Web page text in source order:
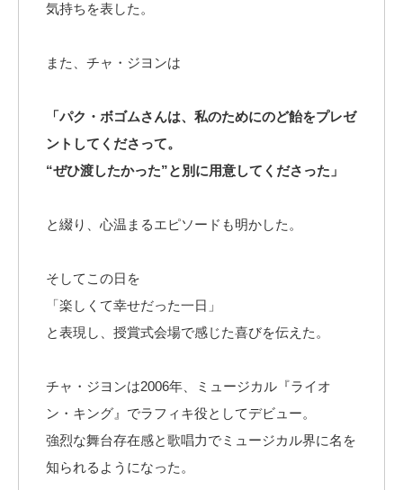
気持ちを表した。
また、チャ・ジヨンは
「パク・ボゴムさんは、私のためにのど飴をプレゼ
ントしてくださって。
“ぜひ渡したかった”と別に用意してくださった」
と綴り、心温まるエピソードも明かした。
そしてこの日を
「楽しくて幸せだった一日」
と表現し、授賞式会場で感じた喜びを伝えた。
チャ・ジヨンは2006年、ミュージカル『ライオ
ン・キング』でラフィキ役としてデビュー。
強烈な舞台存在感と歌唱力でミュージカル界に名を
知られるようになった。